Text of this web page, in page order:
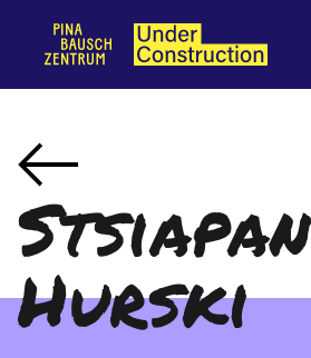
Stsiapan
Hurski